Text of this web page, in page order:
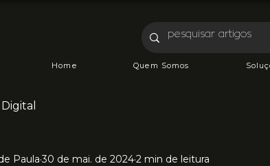
Home Quem Somos
Paula 30 de mai. de 20242 min de leitura